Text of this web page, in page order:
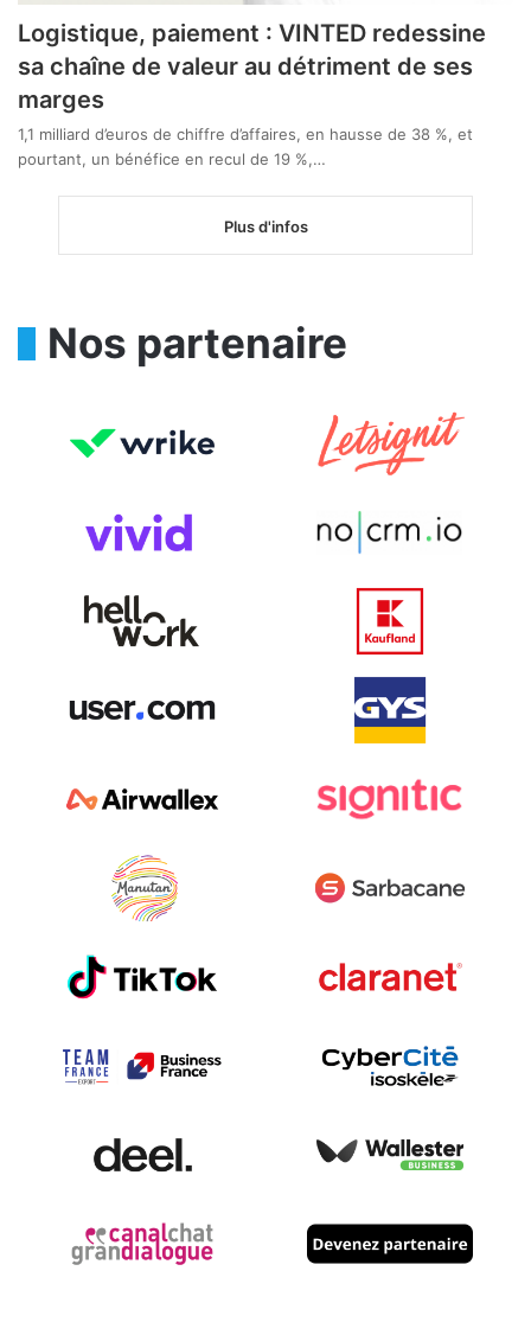
Logistique, paiement : VINTED redessine
sa chaîne de valeur au détriment de ses
marges
1,1 milliard d’euros de chiffre d’affaires, en hausse de 38 %, et
pourtant, un bénéfice en recul de 19 %,…
Plus d'infos
Nos partenaire